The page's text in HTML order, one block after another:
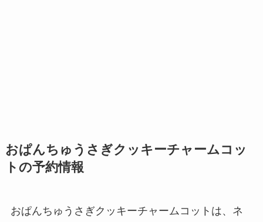
おぱんちゅうさぎクッキーチャームコッ
トの予約情報
おぱんちゅうさぎクッキーチャームコットは、ネ